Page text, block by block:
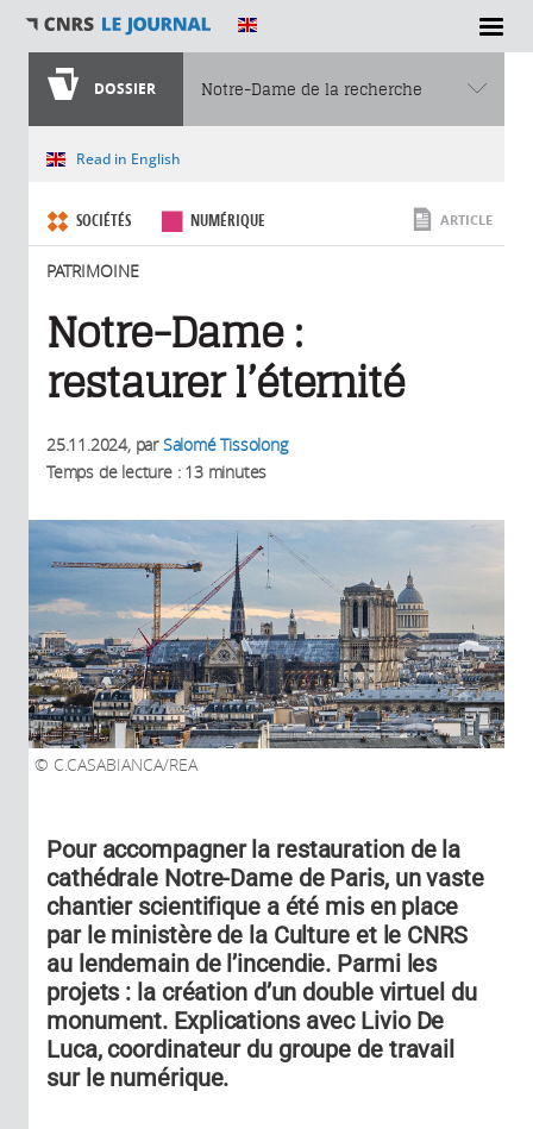
SECTIONS
DOSSIER Notre-Dame de la recherche
Vous êtes ici
Read in English
SOCIÉTÉS NUMÉRIQUE
PATRIMOINE
ARTICLE
Notre-Dame :
restaurer l’éternité
25.11.2024, parSalomé Tissolong
Temps de lecture : 13 minutes
C.CASABIANCA/REA
Pour accompagner la restauration de la
cathédrale Notre-Dame de Paris, un vaste
chantier scientifique a été mis en place
par le ministère de la Culture et le CNRS
au lendemain de l’incendie. Parmi les
projets : la création d’un double virtuel du
monument. Explications avec Livio De
Luca, coordinateur du groupe de travail
sur le numérique.